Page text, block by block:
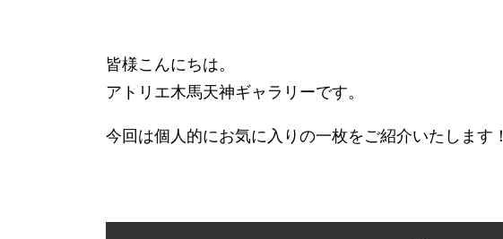
皆様こんにちは。
アトリエ木馬天神ギャラリーです。
今回は個人的にお気に入りの一枚をご紹介いたします！